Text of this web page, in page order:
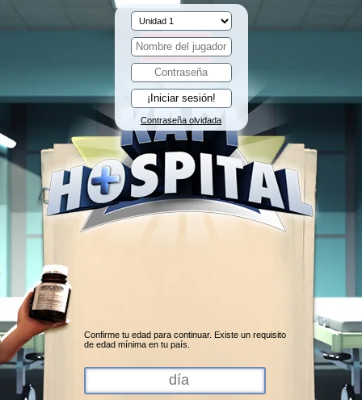
Contraseña olvidada
Confirme tu edad para continuar. Existe un requisito
de edad mínima en tu país.